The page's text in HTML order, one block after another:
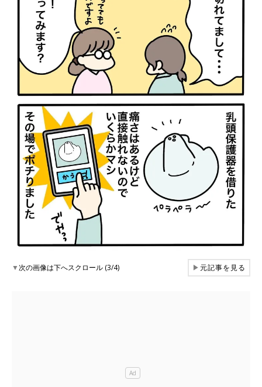
▼次の画像は下へスクロール (3/4) ▶元記事を見る